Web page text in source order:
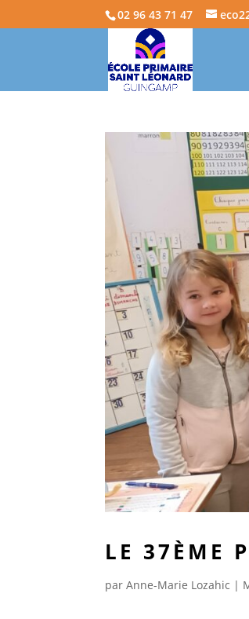
02 96 43 71 47
LE 37ÈME
parAnne-Marie Lozahic |